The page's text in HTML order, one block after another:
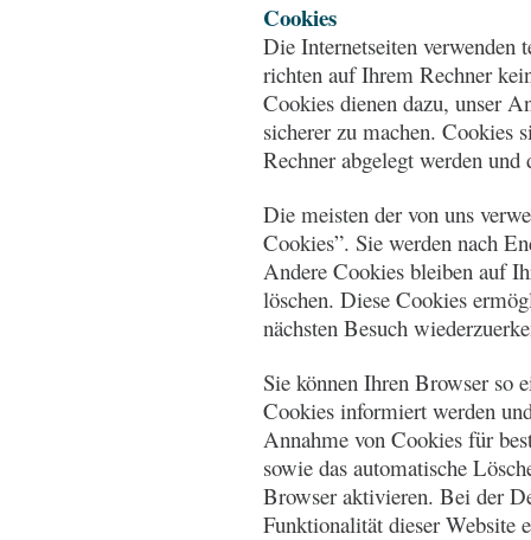
Cookies
Die Internetseiten verwenden
richten auf Ihrem Rechner
Cookies dienen dazu, unser
sicherer zu machen. Cookies
Rechner abgelegt werden
Die meisten der von uns
Cookies”. Sie werden nach
Andere Cookies bleiben auf
löschen. Diese Cookies
nächsten Besuch
Sie können Ihren Browser so
Cookies informiert werden
Annahme von Cookies für
sowie das automatische
Browser aktivieren. Bei der
Funktionalität dieser Website